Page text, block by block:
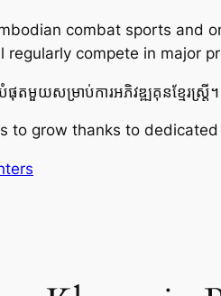
combat sports and
regularly compete in major
មួយសម្រាប់ការអភិវឌ្ឍគុនខ្មែរស្ត្រី
to grow thanks to